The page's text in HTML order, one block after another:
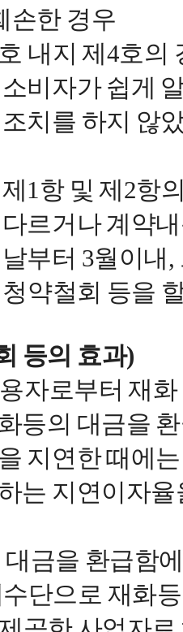
손한 경우
내지 제4호의
비자가 쉽게
치를 하지 않
1항 및 제2항
르거나 계약
부터 3월이내
약철회 등을
등의 효과)
자로부터 재
등의 대금을
지연한 때에
는 지연이자
금을 환급함
단으로 재화